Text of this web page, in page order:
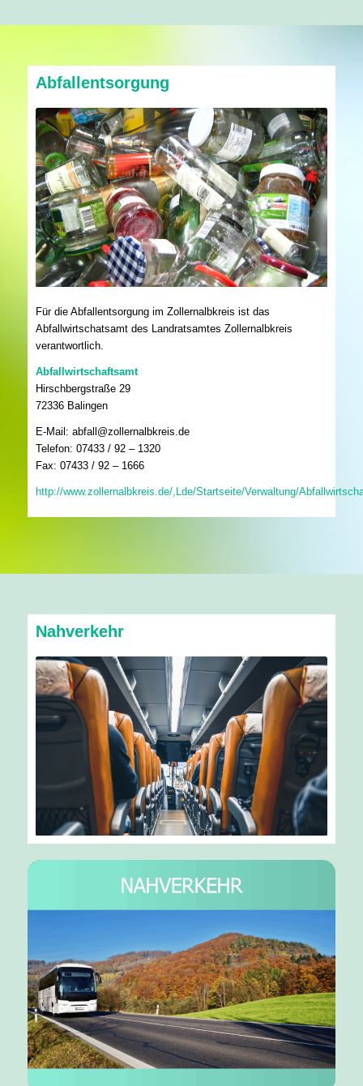
Abfallentsorgung
Für die Abfallentsorgung im Zollernalbkreis ist das
Abfallwirtschatsamt des Landratsamtes Zollernalbkreis
verantwortlich.
Abfallwirtschaftsamt
Hirschbergstraße 29
72336 Balingen
E-Mail: abfall@zollernalbkreis.de
Telefon: 07433 / 92 – 1320
Fax: 07433 / 92 – 1666
http://www.zollernalbkreis.de/,Lde/Startseite/Verwaltung/
Nahverkehr